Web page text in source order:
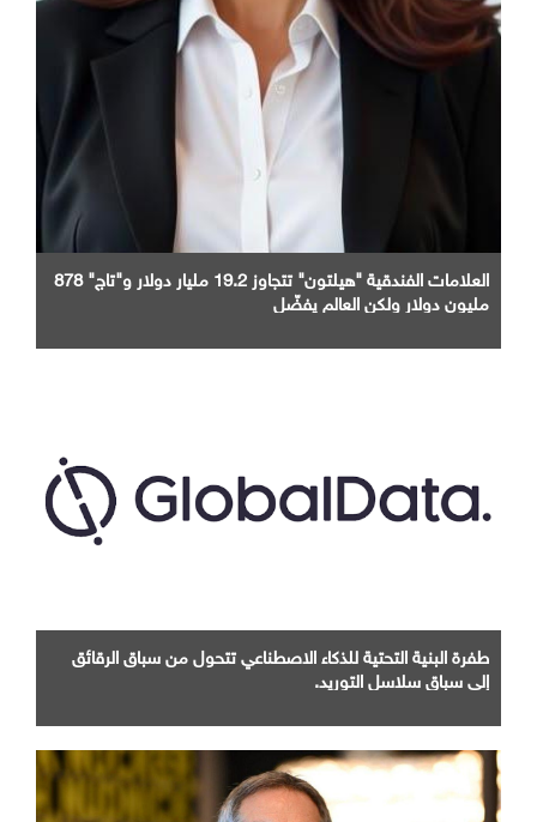
العلامات الفندقية "هيلتون" تتجاوز 19.2 مليار دولار و"تاج" 878
مليون دولار ولكن العالم يفضّل
طفرة البنية التحتية للذكاء الاصطناعي تتحول من سباق الرقائق
إلى سباق سلاسل التوريد.